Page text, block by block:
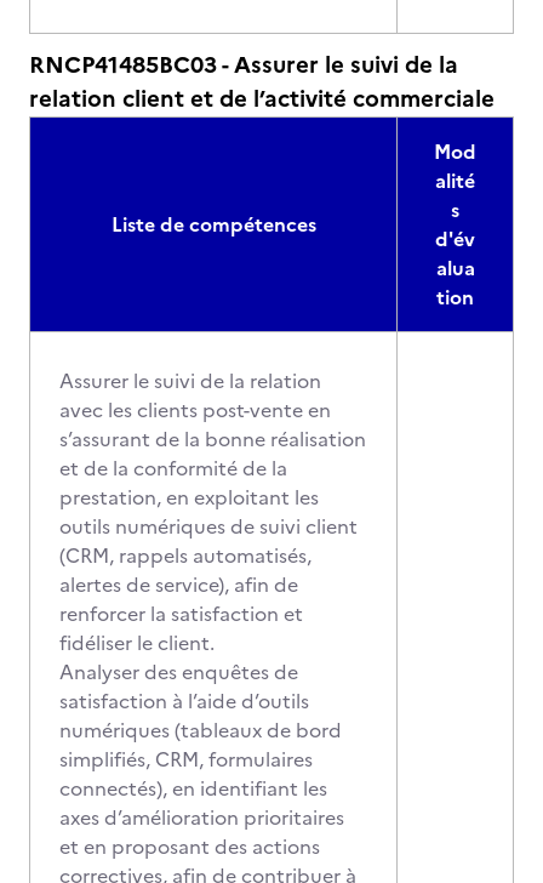
RNCP41485BC03 - Assurer le suivi de la
relation client et de l’activité commerciale
Liste de compétences
Mod
alité
s
d'év
alua
tion
Assurer le suivi de la relation
avec les clients post-vente en
s’assurant de la bonne réalisation
et de la conformité de la
prestation, en exploitant les
outils numériques de suivi client
(CRM, rappels automatisés,
alertes de service), afin de
renforcer la satisfaction et
fidéliser le client.
Analyser des enquêtes de
satisfaction à l’aide d’outils
numériques (tableaux de bord
simplifiés, CRM, formulaires
connectés), en identifiant les
axes d’amélioration prioritaires
et en proposant des actions
correctives, afin de contribuer à